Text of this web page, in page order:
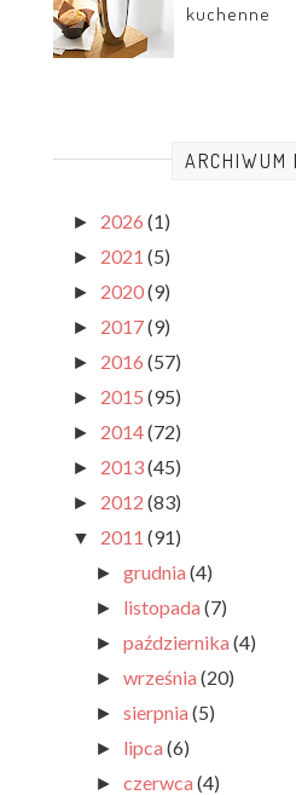
kuchenne
ARCHIWUM
► 2026 (1)
► 2021 (5)
► 2020(9)
► 2017(9)
► 2016 (57)
► 2015 (95)
► 2014(72)
► 2013(45)
► 2012 (83)
▼ 2011 (91)
►grudnia(4)
► listopada(7)
►października(4)
►września(20)
►sierpnia(5)
► lipca(6)
►czerwca(4)